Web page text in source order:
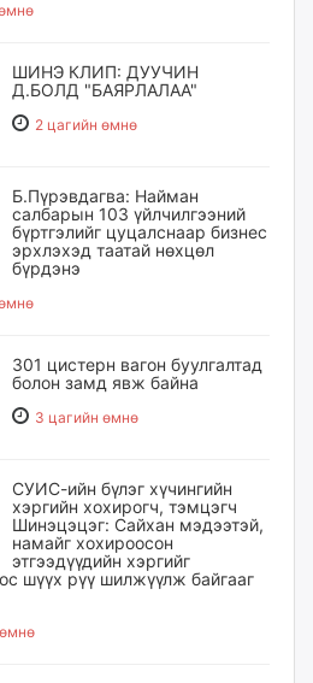
ШИНЭ КЛИП: ДУУЧИН
Д.БОЛД "БАЯРЛАЛАА"
2 цагийн өмнө
Б.Пүрэвдагва: Найман
салбарын 103 үйлчилгээний
бүртгэлийг цуцалснаар бизнес
эрхлэхэд таатай нөхцөл
бүрдэнэ
301 цистерн вагон буулгалтад
болон замд явж байна
3 цагийн өмнө
СУИС-ийн бүлэг хүчингийн
хэргийн хохирогч, тэмцэгч
Шинэцэцэг: Сайхан мэдээтэй,
намайг хохироосон
этгээдүүдийн хэргийг
шүүх рүү шилжүүлж байгааг